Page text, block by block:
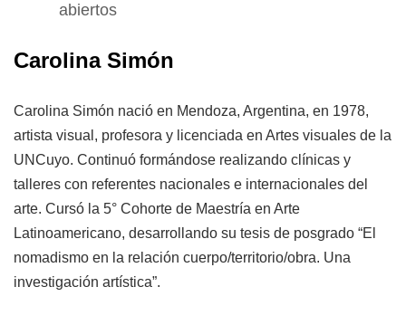
abiertos
Carolina Simón
Carolina Simón nació en Mendoza, Argentina, en 1978,
artista visual, profesora y licenciada en Artes visuales de la
UNCuyo. Continuó formándose realizando clínicas y
talleres con referentes nacionales e internacionales del
arte. Cursó la 5° Cohorte de Maestría en Arte
Latinoamericano, desarrollando su tesis de posgrado “El
nomadismo en la relación cuerpo/territorio/obra. Una
investigación artística”.